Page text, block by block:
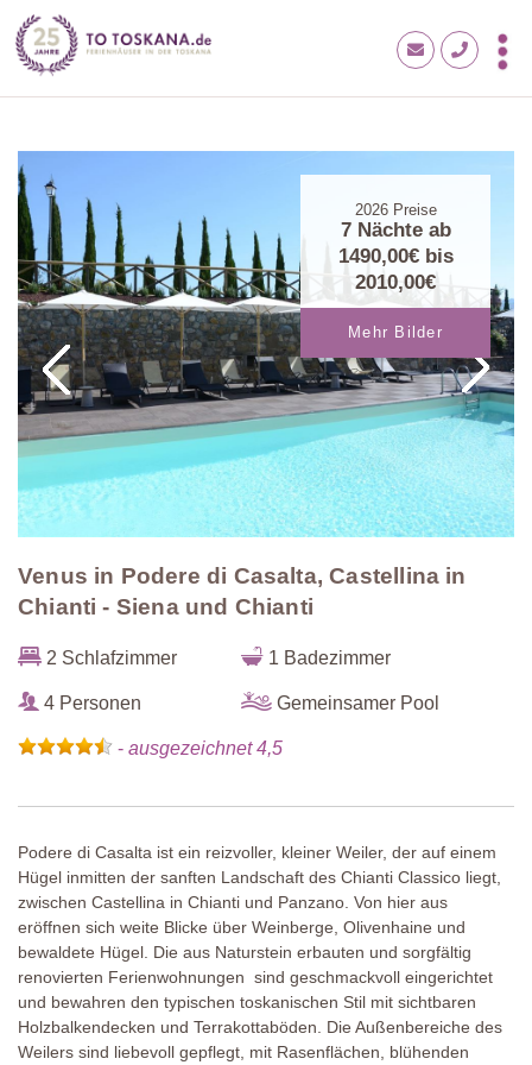
2026Preise
7 Nächte ab
1490,00€bis
2010,00€
Mehr Bilder
Venus in Podere di Casalta, Castellina in
Chianti - Siena und Chianti
2 Schlafzimmer 1 Badezimmer
4 Personen Gemeinsamer Pool
- ausgezeichnet 4,5
Podere di Casalta ist ein reizvoller, kleiner Weiler, der auf einem
Hügel inmitten der sanften Landschaft des Chianti Classico liegt,
zwischen Castellina in Chianti und Panzano. Von hier aus
eröffnen sich weite Blicke über Weinberge, Olivenhaine und
bewaldete Hügel. Die aus Naturstein erbauten und sorgfältig
renovierten Ferienwohnungen sind geschmackvoll eingerichtet
und bewahren den typischen toskanischen Stil mit sichtbaren
Holzbalkendecken und Terrakottaböden. Die Außenbereiche des
Weilers sind liebevoll gepflegt, mit Rasenflächen, blühenden